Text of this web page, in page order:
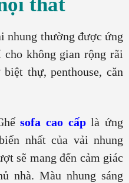
nhung thường được ứng
không gian rộng rãi
thự, penthouse, căn
sofa cao cấplà ứng
nhất của vải nhung
sẽ mang đến cảm giác
nhà. Màu nhung sáng